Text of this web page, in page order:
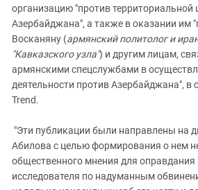
организацию "против территориальной
Азербайджана", а также в оказании им
Восканяну (армянский политолог и
"Кавказского узла") и другим лицам,
армянскими спецслужбами в
деятельности против Азербайджана", в
Trend.
"Эти публикации были направлены на
Абилова с целью формирования о нем
общественного мнения для оправдания
исследователя по надуманным